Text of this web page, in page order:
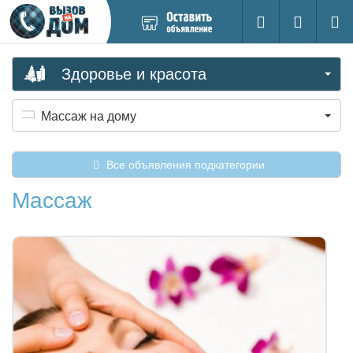
новое
Поиск
Вход на
Здоровье и красота
Массаж на дому
Все объявления подкатегории
Массаж